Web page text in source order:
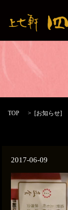
TOP [お知らせ]
2017-06-09